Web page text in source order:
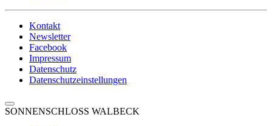
Kontakt
Newsletter
Facebook
Impressum
Datenschutz
Datenschutzeinstellungen
SONNENSCHLOSS WALBECK